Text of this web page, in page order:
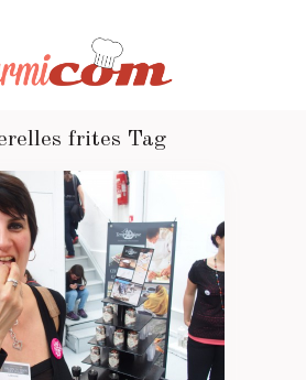
frites Tag